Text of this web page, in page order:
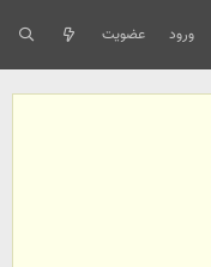
ورود عضویت